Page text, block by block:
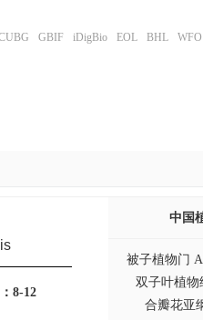
GBIF iDigBio EOL BHL WFO
8-12
中国
被子植物门
双子叶植物
合瓣花亚